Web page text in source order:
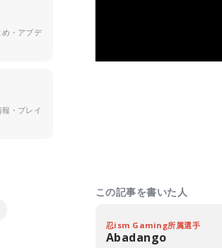
この記事を書いた人
忍ism Gaming所属選手
Abadango
・アプデ
・プレイ